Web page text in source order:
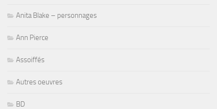
Anita Blake – personnages
Ann Pierce
Assoiffés
Autres oeuvres
BD